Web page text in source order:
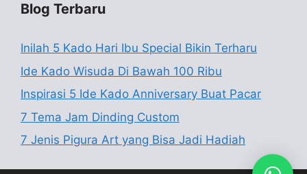
Blog Terbaru
Inilah 5 Kado Hari Ibu Special Bikin Terharu
Ide Kado Wisuda Di Bawah 100 Ribu
Inspirasi 5 Ide Kado Anniversary Buat Pacar
7 Tema Jam Dinding Custom
7 Jenis Pigura Art yang Bisa Jadi Hadiah